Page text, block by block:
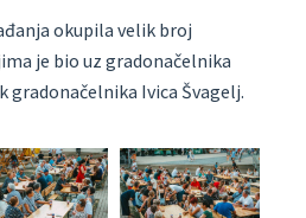
okupila velik broj
je bio uz gradonačelnika
gradonačelnika Ivica Švagelj.